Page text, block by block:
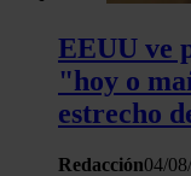
y los anuncios,
tráfico. Además,
sitio web con
análisis web,
haya
EEUU ve
"hoy o
estrecho
Redacción04/